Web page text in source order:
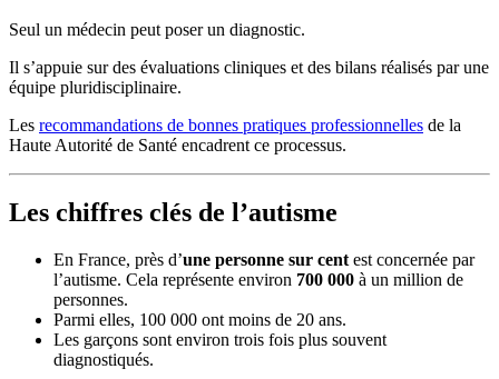
Seul un médecin peut poser un diagnostic.
Il s’appuie sur des évaluations cliniques et des bilans réalisés par une
équipe pluridisciplinaire.
Les recommandations de bonnes pratiques professionnelles de la
Haute Autorité de Santé encadrent ce processus.
Les chiffres clés de l’autisme
En France, près d’une personne sur cent est concernée par
l’autisme. Cela représente environ 700 000 à un million de
personnes.
Parmi elles, 100 000 ont moins de 20 ans.
Les garçons sont environ trois fois plus souvent
diagnostiqués.